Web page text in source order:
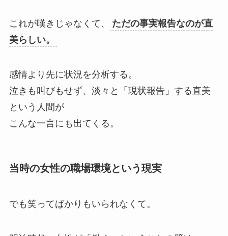
これが嘆きじゃなくて、
ただの事実報告なのが直
美らしい。
感情より先に状況を分析する。
泣きも叫びもせず、淡々と「現状報告」する直美
という人間が
こんな一言にも出てくる。
当時の女性の職場環境という現実
でも笑ってばかりもいられなくて。